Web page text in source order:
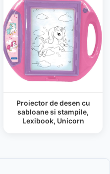
Proiector de desen cu
sabloane si stampile,
Lexibook, Unicorn